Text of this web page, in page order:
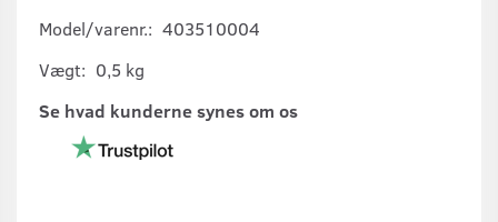
Model/varenr.: 403510004
Vægt: 0,5 kg
Se hvad kunderne synes om os